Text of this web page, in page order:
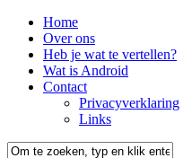
Home
Over ons
Heb je wat te vertellen?
Wat is Android
Contact
Privacyverklaring
Links